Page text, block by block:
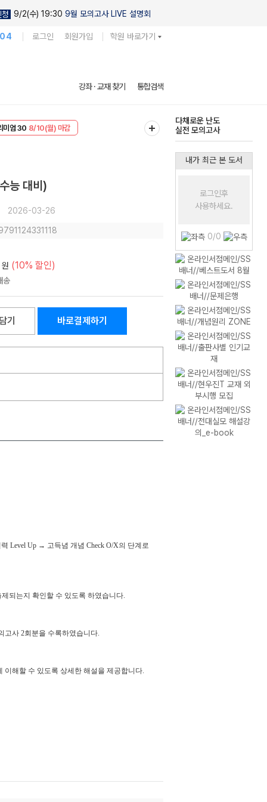
청 9/2(수) 19:30 9월 모의고사 LIVE 설명회
로그인 회원가입 학원 바로가기
강좌 · 교재 찾기 통합검색
8/10(월) 마감
다채로운 난도
실전 모의고사
능 대비)
2026-03-26
원 (10% 할인)
기 바로결제하기
Level Up → 고득념 개념 Check O/X의 단계로
되는지 확인할 수 있도록 하였습니다.
고사 2회분을 수록하였습니다.
이해할 수 있도록 상세한 해설을 제공합니다.
내가 최근 본 도서
로그인후
사용하세요.
0/0